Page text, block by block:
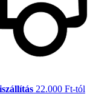
22.000 Ft-tól